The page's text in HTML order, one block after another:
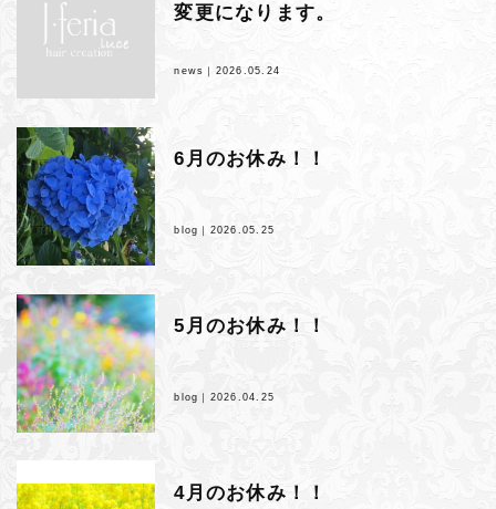
変更になります。
news｜ 2026.05.24
6月のお休み！！
blog｜ 2026.05.25
5月のお休み！！
blog｜ 2026.04.25
4月のお休み！！